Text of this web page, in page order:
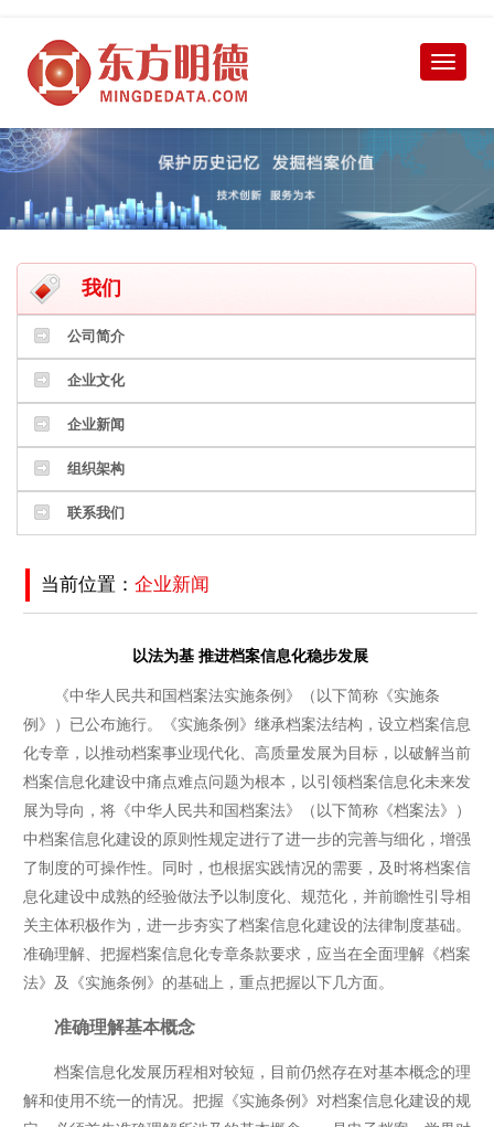
我们
公司简介
企业文化
企业新闻
组织架构
联系我们
当前位置： 企业新闻
以法为基 推进档案信息化稳步发展
《中华人民共和国档案法实施条例》（以下简称《实施条
例》）已公布施行。《实施条例》继承档案法结构，设立档案信息
化专章，以推动档案事业现代化、高质量发展为目标，以破解当前
档案信息化建设中痛点难点问题为根本，以引领档案信息化未来发
展为导向，将《中华人民共和国档案法》（以下简称《档案法》）
中档案信息化建设的原则性规定进行了进一步的完善与细化，增强
了制度的可操作性。同时，也根据实践情况的需要，及时将档案信
息化建设中成熟的经验做法予以制度化、规范化，并前瞻性引导相
关主体积极作为，进一步夯实了档案信息化建设的法律制度基础。
准确理解、把握档案信息化专章条款要求，应当在全面理解《档案
法》及《实施条例》的基础上，重点把握以下几方面。
准确理解基本概念
档案信息化发展历程相对较短，目前仍然存在对基本概念的理
解和使用不统一的情况。把握《实施条例》对档案信息化建设的规